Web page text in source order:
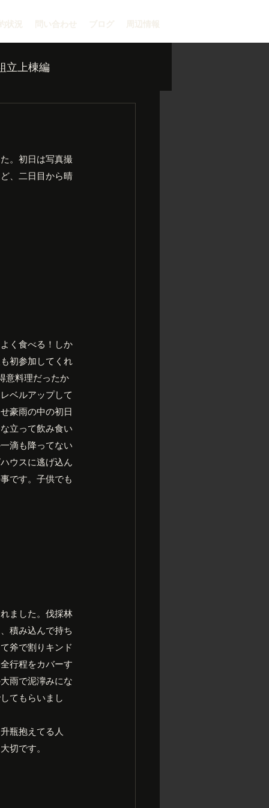
状況 問い合わせ ブログ 周辺情報
立上棟編
。初日は写真撮
、二日目から晴
く食べる！しか
初参加してくれ
意料理だったか
ベルアップして
豪雨の中の初日
立って飲み食い
滴も降ってない
ウスに逃げ込ん
です。子供でも
ました。伐採林
積み込んで持ち
斧で割りキンド
行程をカバーす
雨で泥濘みにな
てもらいまし
瓶抱えてる人
切です。